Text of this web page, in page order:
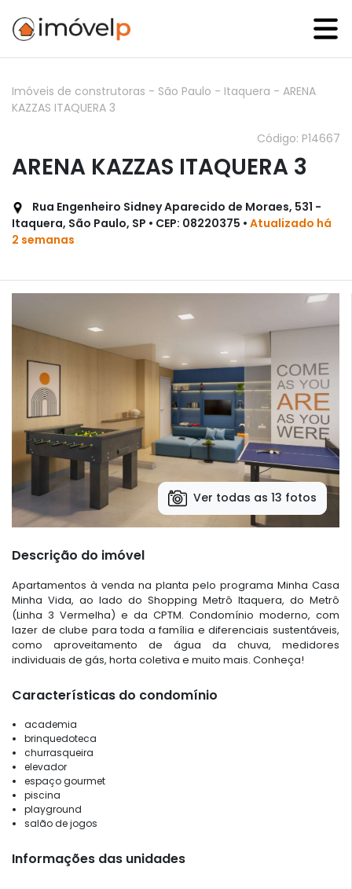
Imóveis de construtoras - São Paulo - Itaquera - ARENA
KAZZAS ITAQUERA 3
Código: P14667
ARENA KAZZAS ITAQUERA 3
Rua Engenheiro Sidney Aparecido de Moraes, 531 -
Itaquera, São Paulo, SP • CEP: 08220375 • Atualizado há
2 semanas
Ver todas as 13 fotos
Descrição do imóvel
Apartamentos à venda na planta pelo programa Minha Casa
Minha Vida, ao lado do Shopping Metrô Itaquera, do Metrô
(Linha 3 Vermelha) e da CPTM. Condomínio moderno, com
lazer de clube para toda a família e diferenciais sustentáveis,
como aproveitamento de água da chuva, medidores
individuais de gás, horta coletiva e muito mais. Conheça!
Características do condomínio
academia
brinquedoteca
churrasqueira
elevador
espaço gourmet
piscina
playground
salão de jogos
Informações das unidades